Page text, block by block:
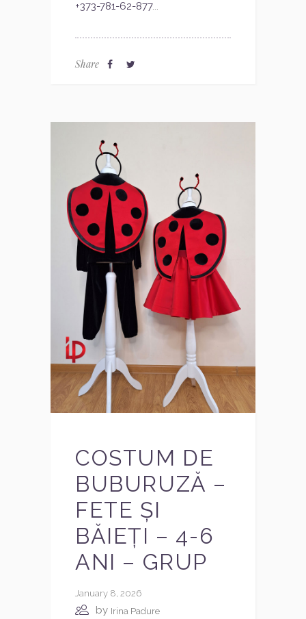
+373-781-62-877...
Share
COSTUM DE
BUBURUZĂ –
FETE ȘI
BĂIEȚI – 4-6
ANI – GRUP
January 8, 2026
by Irina Padure